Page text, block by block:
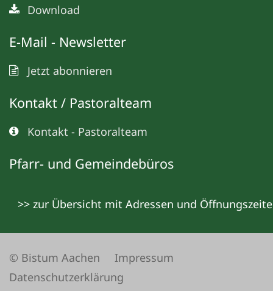
Download
E-Mail - Newsletter
Jetzt abonnieren
Kontakt / Pastoralteam
Kontakt - Pastoralteam
Pfarr- und Gemeindebüros
>> zur Übersicht mit Adressen und
© Bistum Aachen
Impressum
Datenschutzerklärung